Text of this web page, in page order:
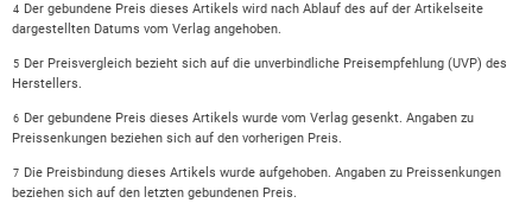
4 Der gebundene Preis dieses Artikels wird nach Ablauf des auf der Artikelseite
dargestellten Datums vom Verlag angehoben.
5 Der Preisvergleich bezieht sich auf die unverbindliche Preisempfehlung (UVP) des
Herstellers.
6 Der gebundene Preis dieses Artikels wurde vom Verlag gesenkt. Angaben zu
Preissenkungen beziehen sich auf den vorherigen Preis.
7 Die Preisbindung dieses Artikels wurde aufgehoben. Angaben zu Preissenkungen
beziehen sich auf den letzten gebundenen Preis.